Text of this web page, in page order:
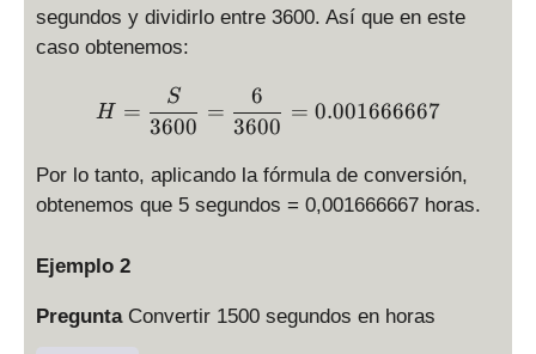
segundos y dividirlo entre 3600. Así que en este
caso obtenemos:
H = \displaystyle
H =
3600
S
=
3600
6
= 0.001666667
Por lo tanto, aplicando la fórmula de conversión,
obtenemos que 5 segundos = 0,001666667 horas.
Ejemplo 2
Pregunta Convertir 1500 segundos en horas